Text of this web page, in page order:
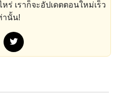
ร่ เราก็จะอัปเดตตอนใหม่เร็ว
านั้น!